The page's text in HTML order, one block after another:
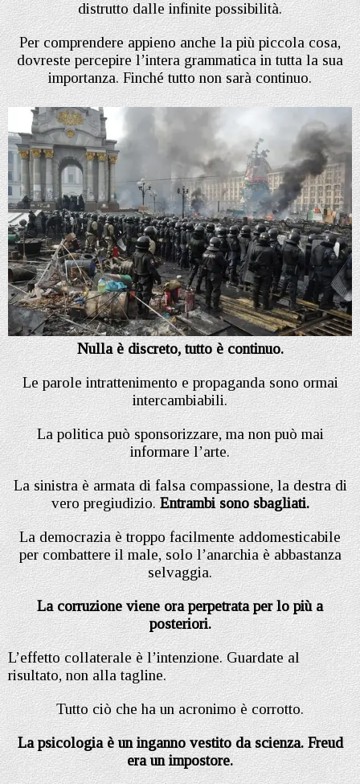
distrutto dalle infinite possibilità.
Per comprendere appieno anche la più piccola cosa,
dovreste percepire l’intera grammatica in tutta la sua
importanza. Finché tutto non sarà continuo.
Nulla è discreto, tutto è continuo.
Le parole intrattenimento e propaganda sono ormai
intercambiabili.
La politica può sponsorizzare, ma non può mai
informare l’arte.
La sinistra è armata di falsa compassione, la destra di
vero pregiudizio.Entrambi sono sbagliati.
La democrazia è troppo facilmente addomesticabile
per combattere il male, solo l’anarchia è abbastanza
selvaggia.
La corruzione viene ora perpetrata per lo più a
posteriori.
L’effetto collaterale è l’intenzione. Guardate al
risultato, non alla tagline.
Tutto ciò che ha un acronimo è corrotto.
La psicologia è un inganno vestito da scienza. Freud
era un impostore.